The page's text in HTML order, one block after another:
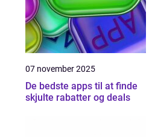
07 november 2025
De bedste apps til at finde
skjulte rabatter og deals